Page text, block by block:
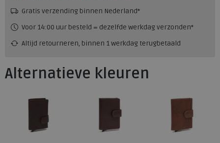
Gratis verzending binnen Nederland*
Voor 14:00 uur besteld = dezelfde werkdag verzonden*
Altijd retourneren, binnen 1 werkdag terugbetaald
Alternatieve kleuren